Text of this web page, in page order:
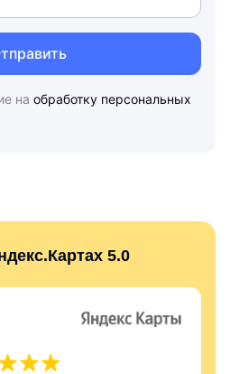
на обработку персональных
5.0